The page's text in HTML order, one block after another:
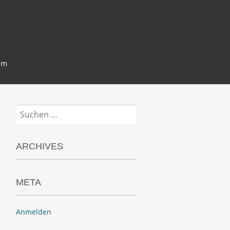
Suchen
nach:
ARCHIVES
META
Anmelden